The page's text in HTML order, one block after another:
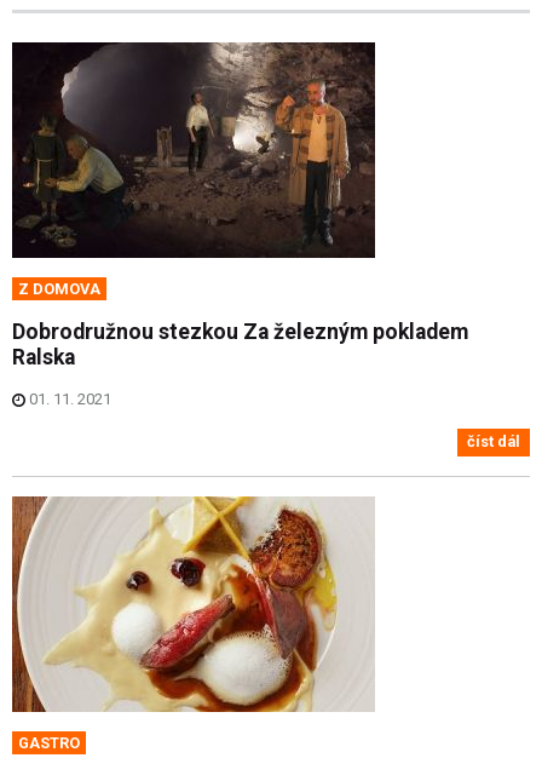
Z DOMOVA
Dobrodružnou stezkou Za železným pokladem
Ralska
01. 11. 2021
číst dál
GASTRO